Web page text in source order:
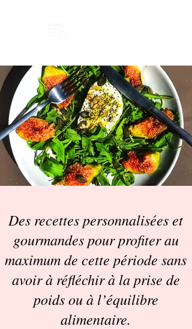
Des recettes personnalisées et
gourmandes pour profiter au
maximum de cette période sans
avoir à réfléchir à la prise de
poids ou à l’équilibre
alimentaire.